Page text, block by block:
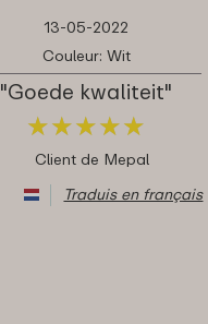
13-05-2022
Couleur: Wit
"Goede kwaliteit"
★★★★★
★★★★★
Client de Mepal
Traduis en français